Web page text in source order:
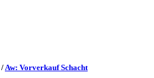
/Aw: Vorverkauf Schacht